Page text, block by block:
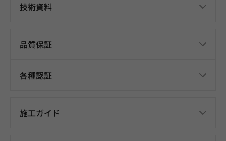
技術資料
品質保証
各種認証
施工ガイド